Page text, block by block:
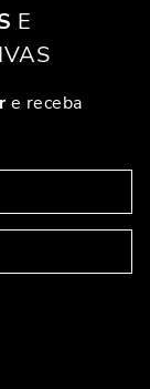
E
e receba